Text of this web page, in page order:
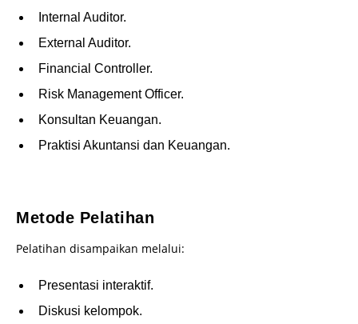
Internal Auditor.
External Auditor.
Financial Controller.
Risk Management Officer.
Konsultan Keuangan.
Praktisi Akuntansi dan Keuangan.
Metode Pelatihan
Pelatihan disampaikan melalui:
Presentasi interaktif.
Diskusi kelompok.